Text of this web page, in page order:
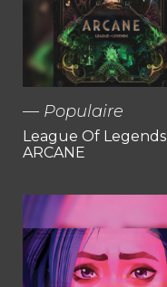
Populaire
League Of Legends |
ARCANE